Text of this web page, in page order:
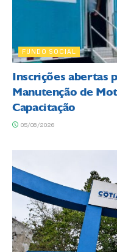
FUNDO SOCIAL
Inscrições abertas
Manutenção de
Capacitação
05/08/2026